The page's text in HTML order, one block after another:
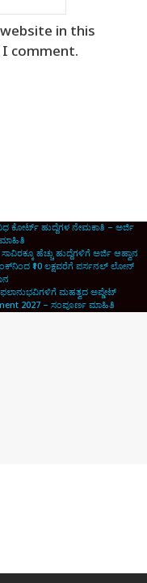
in this
comment.
ಕೋರ್ಟ್ ಹುದ್ದೆಗಳ ನೇಮಕಾತಿ – ಅರ್ಜಿ
ಹೆಚ್ಚು ಹುದ್ದೆಗಳಿಗೆ ಅರ್ಜಿ ಆಹ್ವಾನ
₹10 ಲಕ್ಷವರೆಗೆ ಪರ್ಸನಲ್ ಲೋನ್
ಫಲಾನುಭವಿಗಳಿಗೆ ಮಹತ್ವದ ಅಪ್ಡೇಟ್
2027 – ಸಂಪೂರ್ಣ ಮಾಹಿತಿ